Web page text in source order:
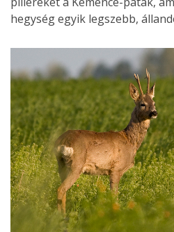
hegység egyik legszebb,